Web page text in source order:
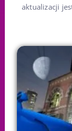
aktualizacji